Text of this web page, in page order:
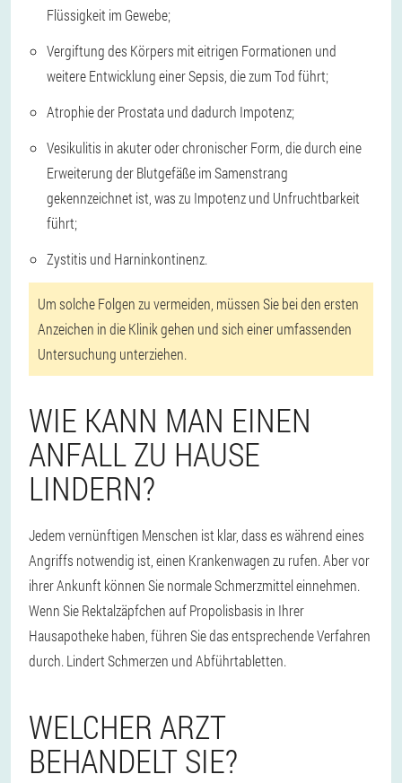
Flüssigkeit im Gewebe;
Vergiftung des Körpers mit eitrigen Formationen und
weitere Entwicklung einer Sepsis, die zum Tod führt;
Atrophie der Prostata und dadurch Impotenz;
Vesikulitis in akuter oder chronischer Form, die durch eine
Erweiterung der Blutgefäße im Samenstrang
gekennzeichnet ist, was zu Impotenz und Unfruchtbarkeit
führt;
Zystitis und Harninkontinenz.
Um solche Folgen zu vermeiden, müssen Sie bei den ersten
Anzeichen in die Klinik gehen und sich einer umfassenden
Untersuchung unterziehen.
WIE KANN MAN EINEN
ANFALL ZU HAUSE
LINDERN?
Jedem vernünftigen Menschen ist klar, dass es während eines
Angriffs notwendig ist, einen Krankenwagen zu rufen. Aber vor
ihrer Ankunft können Sie normale Schmerzmittel einnehmen.
Wenn Sie Rektalzäpfchen auf Propolisbasis in Ihrer
Hausapotheke haben, führen Sie das entsprechende Verfahren
durch. Lindert Schmerzen und Abführtabletten.
WELCHER ARZT
BEHANDELT SIE?